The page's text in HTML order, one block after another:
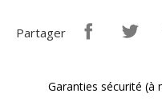
Partager
Garanties sécurité (à